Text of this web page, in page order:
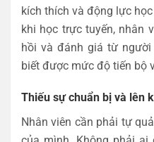
kích thích và động lực
khi học trực tuyến, nhân
hồi và đánh giá từ
biết được mức độ tiến bộ
Thiếu sự chuẩn bị và lên
Nhân viên cần phải tự